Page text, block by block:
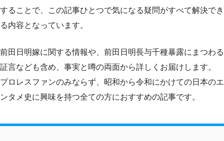
することで、この記事ひとつで気になる疑問がすべて解決でき
る内容となっています。
前田日明嫁に関する情報や、前田日明長与千種暴露にまつわる
証言なども含め、事実と噂の両面から詳しくお届けします。
プロレスファンのみならず、昭和から令和にかけての日本のエ
ンタメ史に興味を持つ全ての方におすすめの記事です。